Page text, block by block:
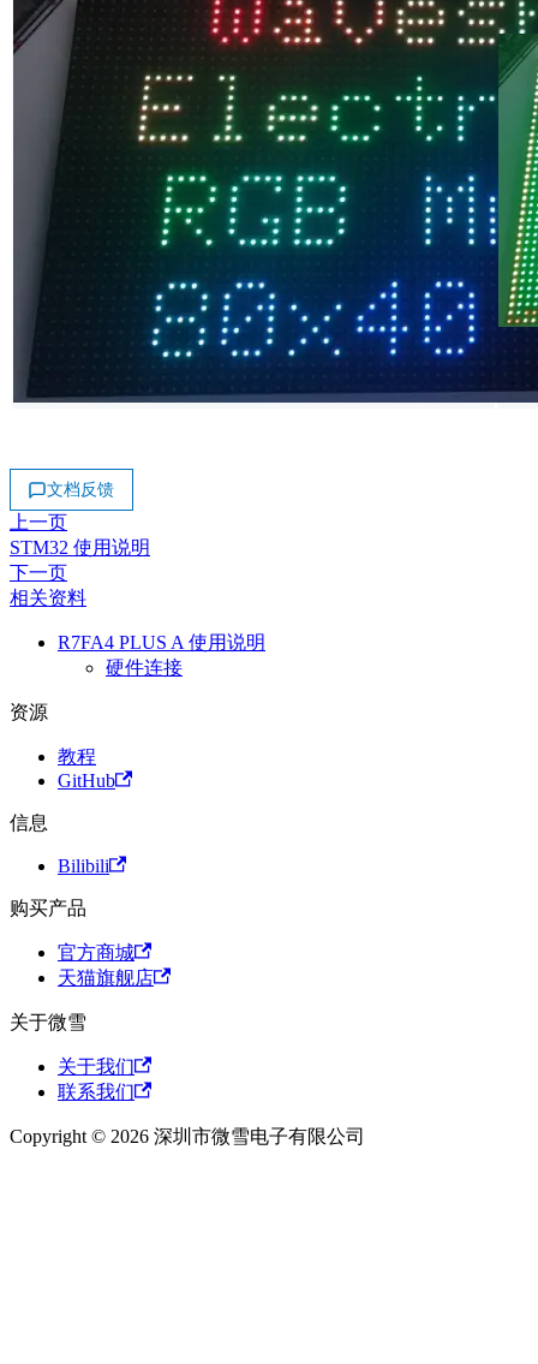
文档反馈
上一页
STM32 使用说明
下一页
相关资料
R7FA4 PLUS A 使用说明
硬件连接
资源
教程
GitHub
信息
Bilibili
购买产品
官方商城
天猫旗舰店
关于微雪
关于我们
联系我们
Copyright © 2026 深圳市微雪电子有限公司